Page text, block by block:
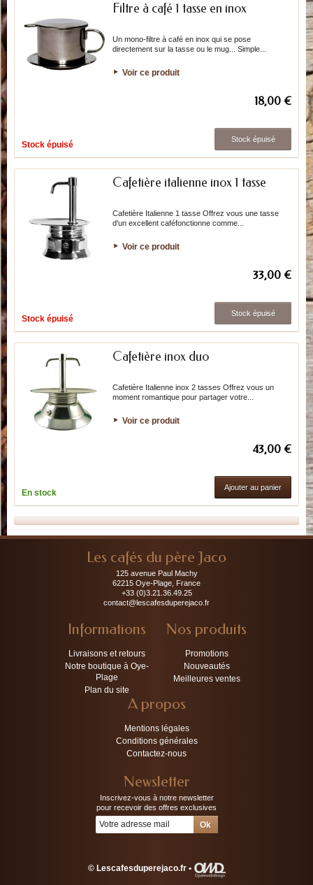
Filtre à café 1 tasse en inox
Un mono-filtre à café en inox qui se pose
directement sur la tasse ou le mug... Simple...
Voir ce produit
18,00 €
Stock épuisé
Stock épuisé
Cafetière italienne inox 1 tasse
Cafetière Italienne 1 tasse Offrez vous une tasse
d'un excellent caféfonctionne comme...
Voir ce produit
33,00 €
Stock épuisé
Stock épuisé
Cafetière inox duo
Cafetière Italienne inox 2 tasses Offrez vous un
moment romantique pour partager votre...
Voir ce produit
43,00 €
En stock
Ajouter au panier
Les cafés du père Jaco
125 avenue Paul Machy
62215 Oye-Plage, France
+33 (0)3.21.36.49.25
contact@lescafesduperejaco.fr
Informations
Livraisons et retours
Notre boutique à Oye-
Plage
Plan du site
Nos produits
Promotions
Nouveautés
Meilleures ventes
A propos
Mentions légales
Conditions générales
Contactez-nous
Newsletter
Inscrivez-vous à notre newsletter
pour recevoir des offres exclusives
© Lescafesduperejaco.fr •